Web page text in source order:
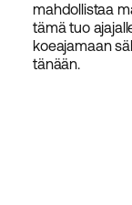
mahdollistaa
tämä tuo
koeajamaan
tänään.